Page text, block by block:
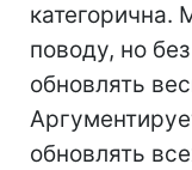
категорична.
поводу, но
обновлять
обновлять